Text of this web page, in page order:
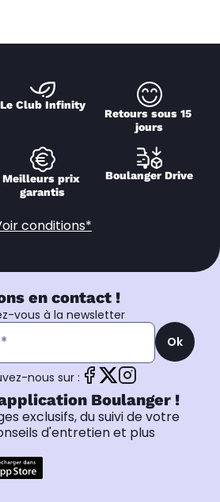
Le Club Infinity
Retours sous 15
jours
Meilleurs prix
garantis
Boulanger Drive
conditions*
en contact !
vous à la newsletter
Ok
nous sur :
Boulanger !
exclusifs, du suivi de votre
d'entretien et plus